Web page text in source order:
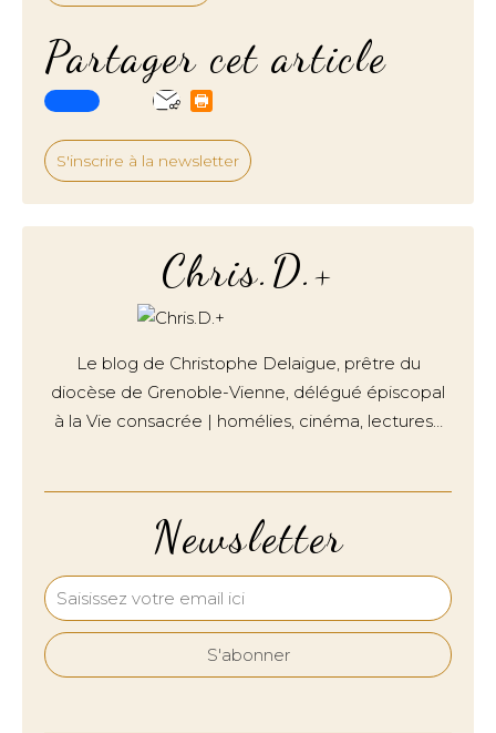
Partager cet article
S'inscrire à la newsletter
Newsletter
Chris.D.+
Le blog de Christophe Delaigue, prêtre du
diocèse de Grenoble-Vienne, délégué épiscopal
à la Vie consacrée | homélies, cinéma, lectures…